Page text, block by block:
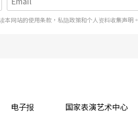
网站的使用条款，私隐政策和个人资料收集声明。
电子报 国家表演艺术中心